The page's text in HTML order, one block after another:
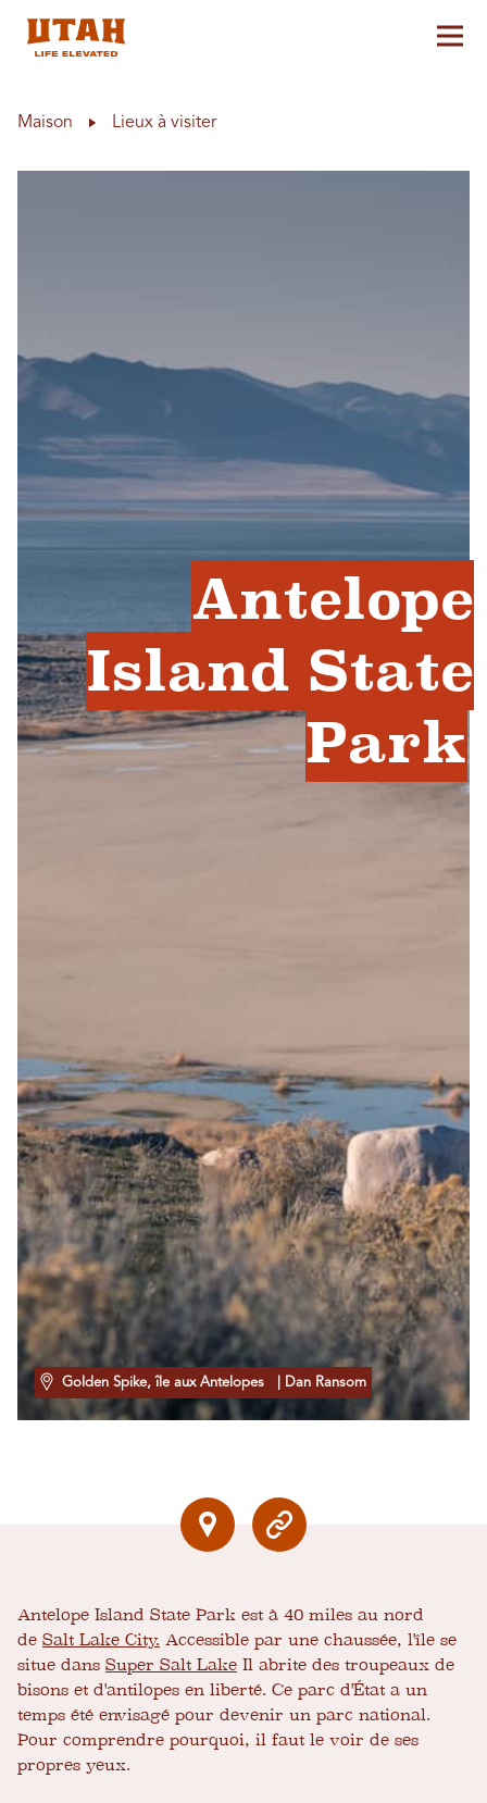
Maison Lieux à visiter
Antelope
Island State
Park
Golden Spike, île aux Antelopes | Dan Ransom
Antelope Island State Park est à 40 miles au nord
de Salt Lake City. Accessible par une chaussée, l'île se
situe dans Super Salt Lake Il abrite des troupeaux de
bisons et d'antilopes en liberté. Ce parc d'État a un
temps été envisagé pour devenir un parc national.
Pour comprendre pourquoi, il faut le voir de ses
propres yeux.